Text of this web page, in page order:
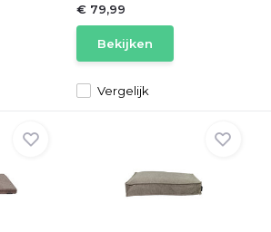
Vergelijk
€ 79,99
Bekijken